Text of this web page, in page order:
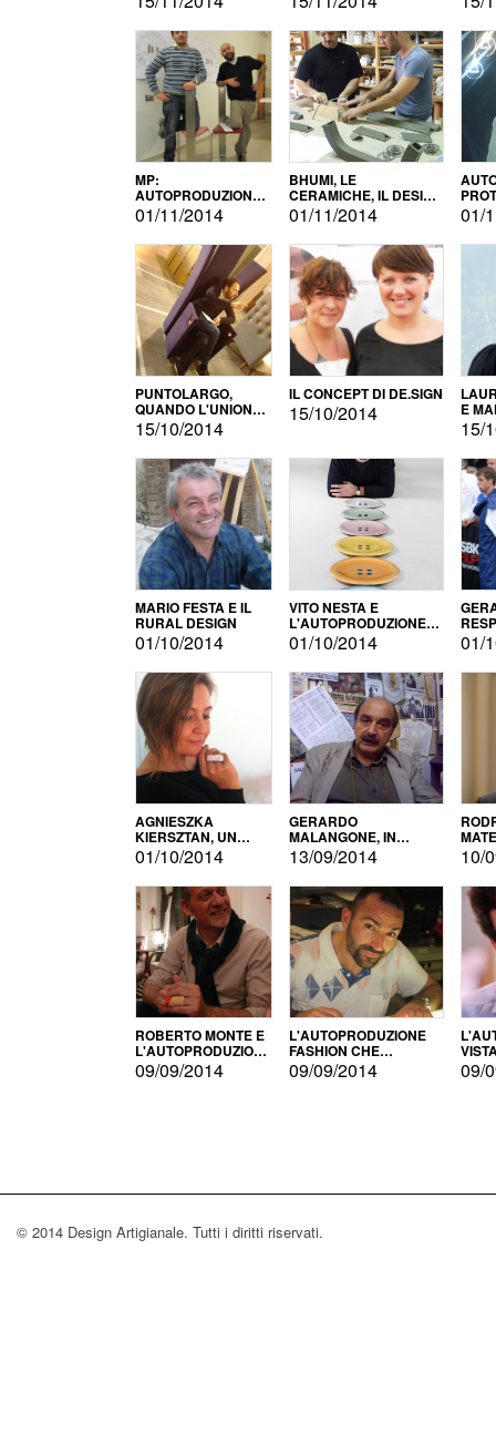
MP:
AUTOPRODUZIONE
E INNOVAZIONE
01/11/2014
BHUMI, LE
CERAMICHE, IL DESIGN
E L'AUTOPRODUZIONE
01/11/2014 01/
PUNTOLARGO,
QUANDO L'UNIONE
FA LA FORZA E
VINCE
15/10/2014
IL CONCEPT DI DE.SIGN
15/10/2014 E
15/
MARIO FESTA E IL
RURAL DESIGN
01/10/2014
VITO NESTA E
L'AUTOPRODUZIONE
COME RECUPERO DEI
SIMBOLI
01/10/2014 01/
AGNIESZKA
KIERSZTAN, UN
MODELLO DI
AUTOPRODUZIONE
01/10/2014
GERARDO
MALANGONE, IN
GIURIA PER IL
CONCORSO
LETTERARIO
13/09/2014 10/
ROBERTO MONTE E
L'AUTOPRODUZIONE
CON IL CENSIMENTO
09/09/2014
L'AUTOPRODUZIONE
FASHION CHE
CONQUISTA GLI USA
09/09/2014 09/
© 2014 Design Artigianale. Tutti i diritti riservati.